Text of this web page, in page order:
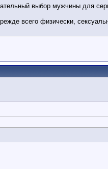
выбор мужчины для
всего физически,